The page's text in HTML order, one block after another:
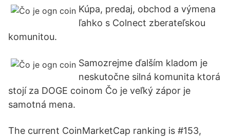
Kúpa, predaj, obchod a výmena
ľahko s Colnect zberateľskou
komunitou.
Samozrejme ďalším kladom je
neskutočne silná komunita ktorá
stojí za DOGE coinom Čo je veľký zápor je
samotná mena.
The current CoinMarketCap ranking is #153,